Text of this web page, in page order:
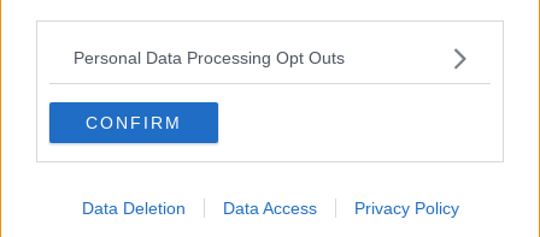
Personal Data Processing Opt Outs
CONFIRM
Data Deletion Data Access Privacy Policy
L'evoluzione della specie
Il servizio
Riflessioni
L'Oscuro
Il paese dei balocchi